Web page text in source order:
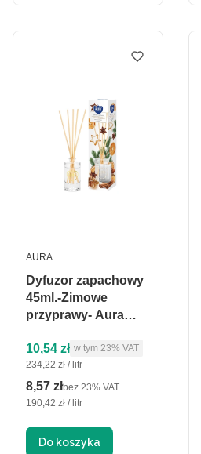
Dyfuzor zapachowy
45ml.-Zimowe
przyprawy- Aura
PRODUCENT
AURA
Cena brutto
10,54 zł w tym %s VAT
w tym 23% VAT
Cena jednostkowa brutto
234,22 zł / litr
Cena netto
8,57 złbez 23% VAT
Cena jednostkowa netto
190,42 zł / litr
Do koszyka